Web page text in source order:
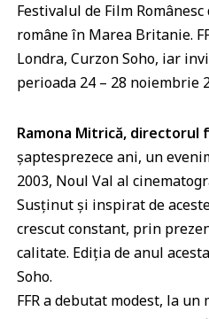
at
s
A
p
c
e
b
o
k
k
e
dI
itt
e
r
o
e
a
r
o
o
Festivalul de Film
române în Marea Britanie.
Londra, Curzon Soho, iar
perioada 24 – 28 noiembrie
Ramona Mitrică, directorul
șaptesprezece ani, un
2003, Noul Val al
Susținut și inspirat de
crescut constant, prin
calitate. Ediția de anul
Soho.
FFR a debutat modest, la